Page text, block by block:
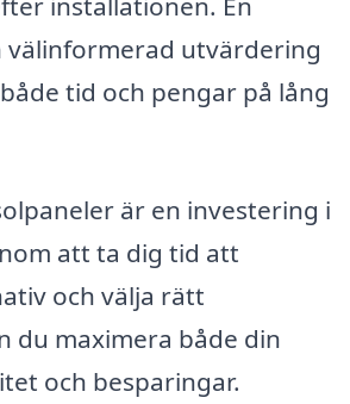
välinformerad utvärdering
tid och pengar på lång
är en investering i
att ta dig tid att
och välja rätt
du maximera både din
och besparingar.